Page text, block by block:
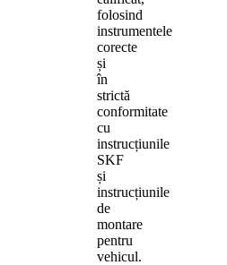
folosind
instrumentele
corecte
și
în
strictă
conformitate
cu
instrucțiunile
SKF
și
instrucțiunile
de
montare
pentru
vehicul.